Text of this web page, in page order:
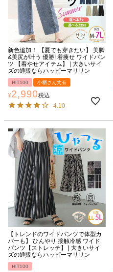
新色追加！ 【夏でも穿きたい】 美脚
&美尻が叶う 優勝! 着痩せ ワイドパン
ツ 【着やせアイテム】 | 大きいサイ
ズの通販ならハッピーマリリン
HIT100 小柄さん丈有
¥2,990税込
4.10
【トレンドのワイドパンツで体型カ
バーも】 ひんやり 接触冷感 ワイド
パンツ【ストレッチ】 | 大きいサイ
ズの通販ならハッピーマリリン
HIT100